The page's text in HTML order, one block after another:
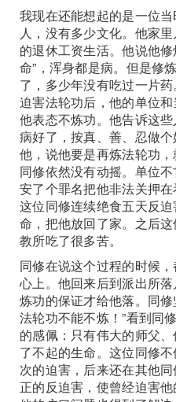
我现在还能想起的是一位
人，没有多少文化。他家
的退休工资生活。他说他
命”，浑身都是病。但是修
了，多少年没有吃过一片
迫害法轮功后，他的单位
他表态不炼功。他告诉这
病好了，按真、善、忍做
他，说他要是再炼法轮功
同修依然没有动摇。单位
安了个罪名把他非法关押
这位同修连续绝食五天反
命，把他放回了家。之后
教所吃了很多苦。
同修在说这个过程的时候
心上。他回来后到派出所
炼功的保证才给他落。同修
法轮功不能不炼！”看到同
的感佩：只有伟大的师父
了不起的生命。这位同修
次的迫害，后来还在其他
正的反迫害，使曾经迫害